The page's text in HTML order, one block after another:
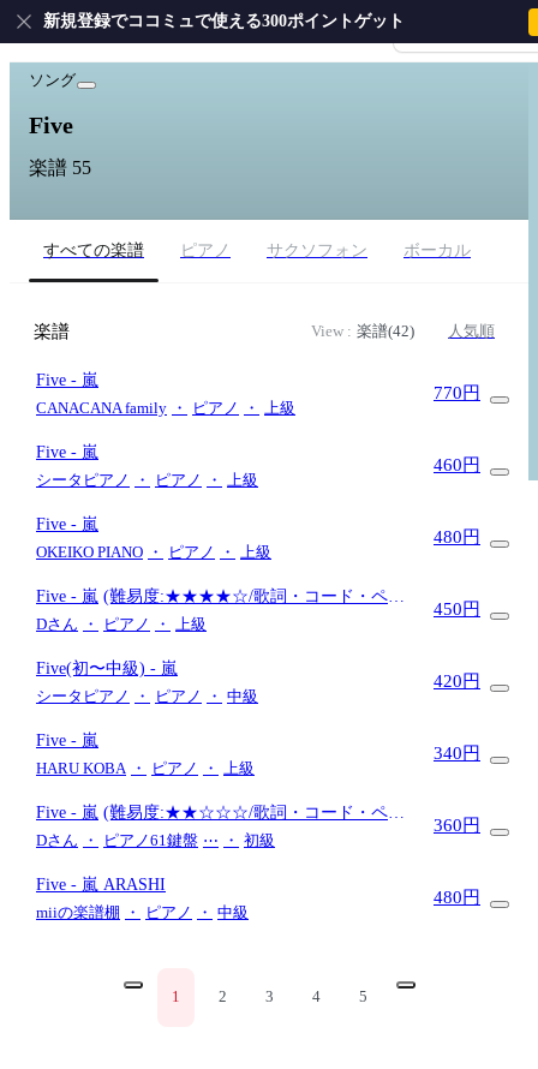
会員登録・ログイ
新規登録でココミュで使える300ポイントゲット
ホーム › 嵐 Five
ソング
Five
楽譜 55
すべての楽譜 ピアノ サクソフォン ボーカル
楽譜 View : 楽譜(42) 人気順
Five - 嵐
CANACANA family ・ ピアノ ・ 上級
770円
Five - 嵐
シータピアノ
・ ピアノ ・ 上級
460円
Five - 嵐
OKEIKO PIANO ・ ピアノ ・ 上級
480円
Five - 嵐 (難易度:★★★★☆/歌詞・コード・ペダ
ル付き)
Dさん ・ ピアノ ・ 上級
450円
Five(初〜中級) - 嵐
シータピアノ
・ ピアノ ・ 中級
420円
Five - 嵐
HARU KOBA
・ ピアノ ・ 上級
340円
Five - 嵐 (難易度:★★☆☆☆/歌詞・コード・ペダ
ル付き)
Dさん ・ ピアノ61鍵盤 ⋯ ・ 初級
360円
Five - 嵐 ARASHI
miiの楽譜棚
・ ピアノ ・ 中級
480円
1 2 3 4 5